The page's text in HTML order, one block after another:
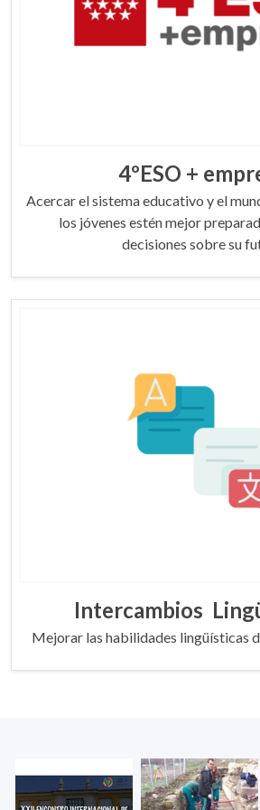
4ºESO +
Acercar el sistema educativo y el
los jóvenes estén mejor
decisiones sobre su
Intercambios
Mejorar las habilidades lingüísticas